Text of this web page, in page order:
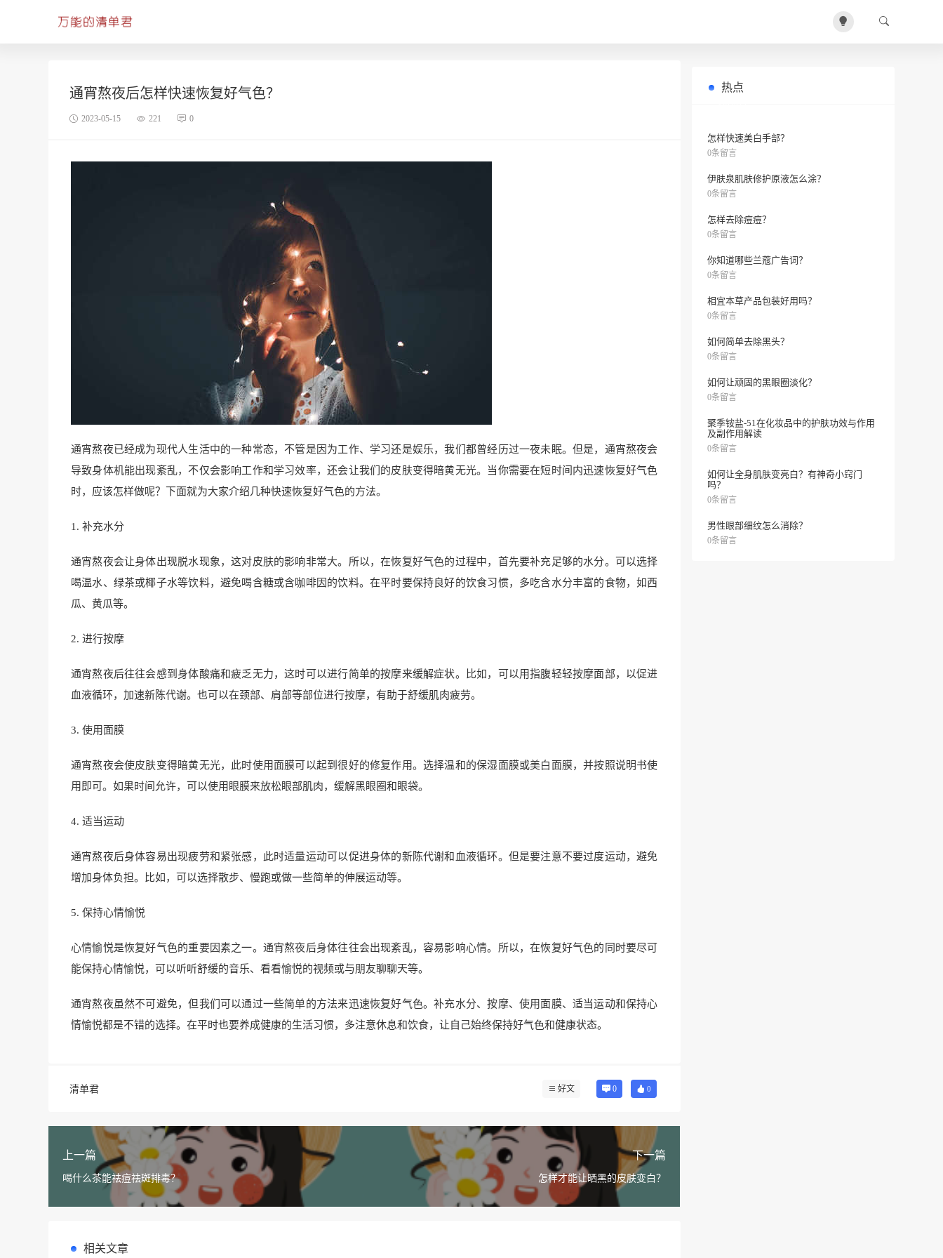
通宵熬夜后怎样快速恢复好气色？
2023-05-15 221 0
通宵熬夜已经成为现代人生活中的一种常态，不管是因为工作、学习还是娱乐，我们都曾经历过一夜未眠。但是，通宵熬夜会
导致身体机能出现紊乱，不仅会影响工作和学习效率，还会让我们的皮肤变得暗黄无光。当你需要在短时间内迅速恢复好气色
时，应该怎样做呢？下面就为大家介绍几种快速恢复好气色的方法。
1. 补充水分
通宵熬夜会让身体出现脱水现象，这对皮肤的影响非常大。所以，在恢复好气色的过程中，首先要补充足够的水分。可以选择
喝温水、绿茶或椰子水等饮料，避免喝含糖或含咖啡因的饮料。在平时要保持良好的饮食习惯，多吃含水分丰富的食物，如西
瓜、黄瓜等。
2. 进行按摩
通宵熬夜后往往会感到身体酸痛和疲乏无力，这时可以进行简单的按摩来缓解症状。比如，可以用指腹轻轻按摩面部，以促进
血液循环，加速新陈代谢。也可以在颈部、肩部等部位进行按摩，有助于舒缓肌肉疲劳。
3. 使用面膜
通宵熬夜会使皮肤变得暗黄无光，此时使用面膜可以起到很好的修复作用。选择温和的保湿面膜或美白面膜，并按照说明书使
用即可。如果时间允许，可以使用眼膜来放松眼部肌肉，缓解黑眼圈和眼袋。
4. 适当运动
通宵熬夜后身体容易出现疲劳和紧张感，此时适量运动可以促进身体的新陈代谢和血液循环。但是要注意不要过度运动，避免
增加身体负担。比如，可以选择散步、慢跑或做一些简单的伸展运动等。
5. 保持心情愉悦
心情愉悦是恢复好气色的重要因素之一。通宵熬夜后身体往往会出现紊乱，容易影响心情。所以，在恢复好气色的同时要尽可
能保持心情愉悦，可以听听舒缓的音乐、看看愉悦的视频或与朋友聊聊天等。
通宵熬夜虽然不可避免，但我们可以通过一些简单的方法来迅速恢复好气色。补充水分、按摩、使用面膜、适当运动和保持心
情愉悦都是不错的选择。在平时也要养成健康的生活习惯，多注意休息和饮食，让自己始终保持好气色和健康状态。
清单君 好文 0 0
上一篇
喝什么茶能祛痘祛斑排毒？
下一篇
怎样才能让晒黑的皮肤变白？
相关文章
热点
怎样快速美白手部？
0条留言
伊肤泉肌肤修护原液怎么涂？
0条留言
怎样去除痘痘？
0条留言
你知道哪些兰蔻广告词？
0条留言
相宜本草产品包装好用吗？
0条留言
如何简单去除黑头？
0条留言
如何让顽固的黑眼圈淡化？
0条留言
聚季铵盐-51在化妆品中的护肤功效与作用
及副作用解读
0条留言
如何让全身肌肤变亮白？有神奇小窍门
吗？
0条留言
男性眼部细纹怎么消除？
0条留言